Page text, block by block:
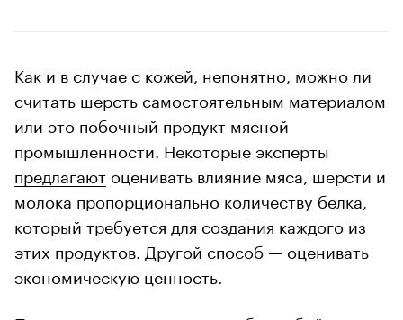
Как и в случае с кожей, непонятно, можно ли
считать шерсть самостоятельным материалом
или это побочный продукт мясной
промышленности. Некоторые эксперты
предлагают оценивать влияние мяса, шерсти и
молока пропорционально количеству белка,
который требуется для создания каждого из
этих продуктов. Другой способ — оценивать
экономическую ценность.